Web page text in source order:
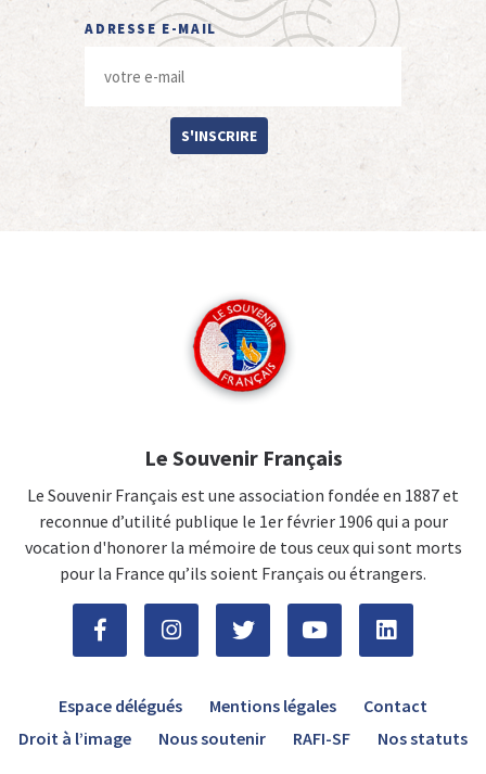
ADRESSE E-MAIL
S'INSCRIRE
Le Souvenir Français
Le Souvenir Français est une association fondée en 1887 et
reconnue d’utilité publique le 1er février 1906 qui a pour
vocation d'honorer la mémoire de tous ceux qui sont morts
pour la France qu’ils soient Français ou étrangers.
Espace délégués Mentions légales
Contact
Droit à l’image
Nous soutenir RAFI-SF Nos statuts